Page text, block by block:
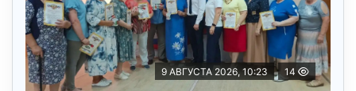
9 АВГУСТА 2026, 10:23 14